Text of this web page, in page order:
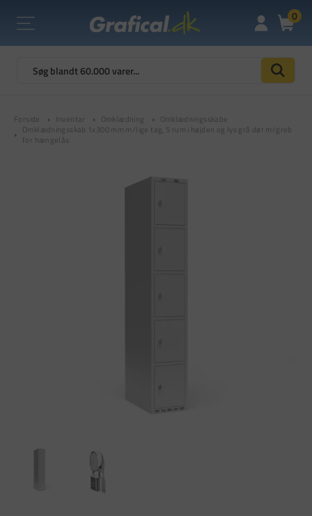
0
Forside Inventar Omklædning
Omklædningsskabe
Omklædningsskab 1x300 mm m/lige tag, 5 rum i højden og lys grå dør m/greb
for hængelås